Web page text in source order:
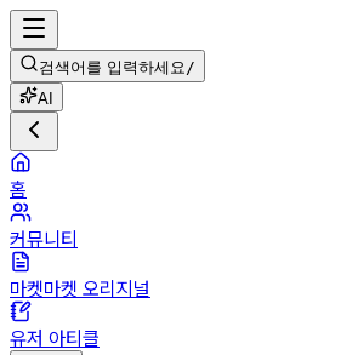
검색어를 입력하세요/
AI
홈
커뮤니티
마켓마켓 오리지널
유저 아티클